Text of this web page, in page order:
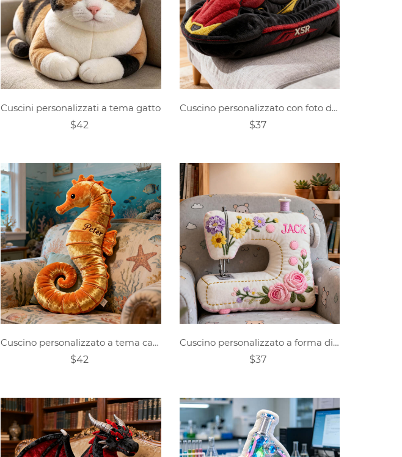
Cuscini personalizzati a tema gatto
$42
Cuscino personalizzato con foto di moto d'acqua
$37
Cuscino personalizzato a tema cavalluccio marino
$42
Cuscino personalizzato a forma di macchina da cucire
$37